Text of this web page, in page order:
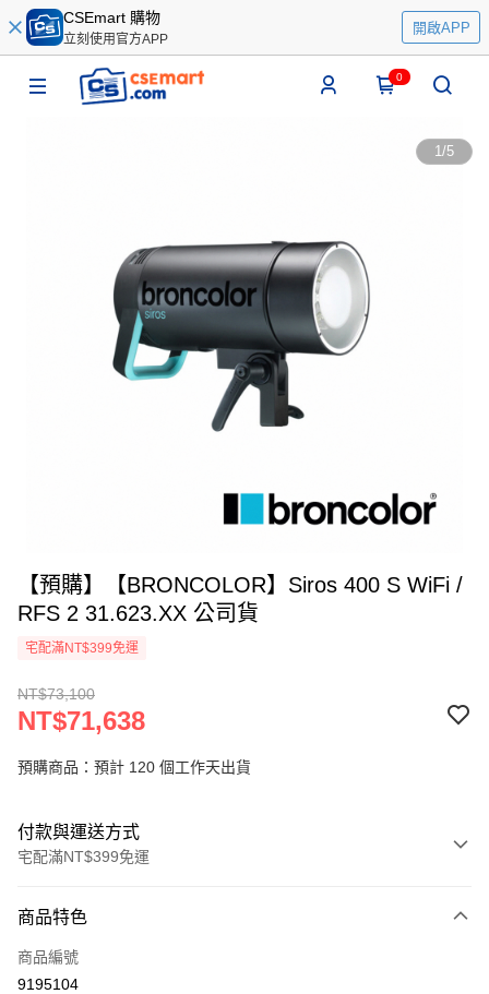
CSEmart 購物
立刻使用官方APP
開啟APP
0
1/5
【預購】【BRONCOLOR】Siros 400 S WiFi /
RFS 2 31.623.XX 公司貨
宅配滿NT$399免運
NT$73,100
NT$71,638
預購商品：預計 120 個工作天出貨
付款與運送方式
宅配滿NT$399免運
信用卡一次付款
信用卡分期付款
商品特色
商品編號
9195104